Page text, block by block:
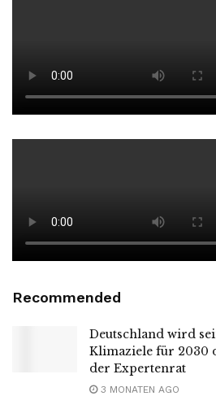
Recommended
Deutschland wird
Klimaziele für 2030
der Expertenrat
3 MONATEN AGO